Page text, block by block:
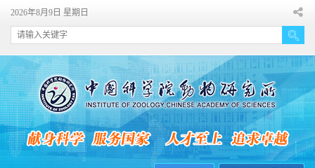
2026年8月9日 星期日